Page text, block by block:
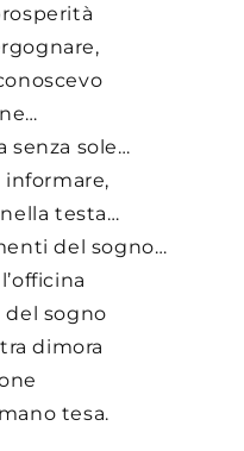
senza sole…
informare,
testa…
del sogno…
del sogno
dimora
tesa.